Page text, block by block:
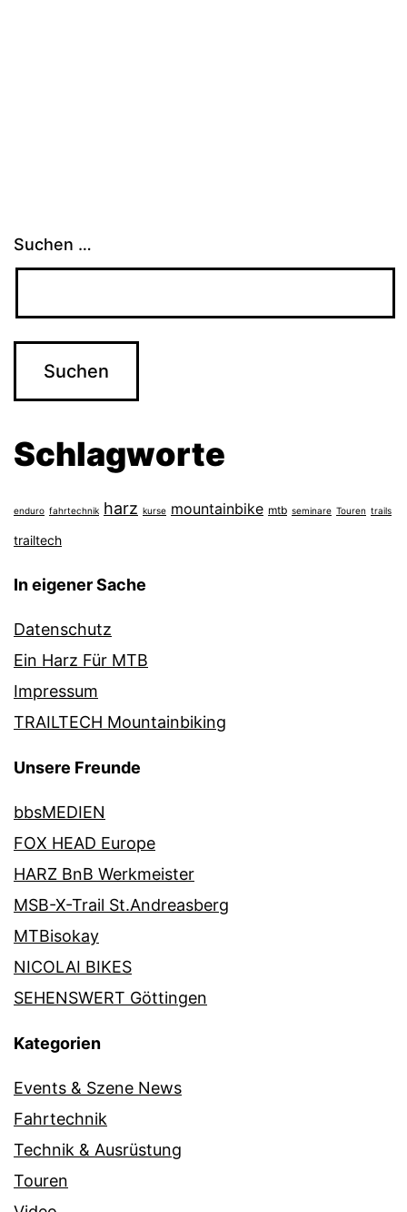
Suchen …
Schlagworte
enduro fahrtechnik harz kurse mountainbike mtb seminare Touren trails
trailtech
In eigener Sache
Datenschutz
Ein Harz Für MTB
Impressum
TRAILTECH Mountainbiking
Unsere Freunde
bbsMEDIEN
FOX HEAD Europe
HARZ BnB Werkmeister
MSB-X-Trail St.Andreasberg
MTBisokay
NICOLAI BIKES
SEHENSWERT Göttingen
Kategorien
Events & Szene News
Fahrtechnik
Technik & Ausrüstung
Touren